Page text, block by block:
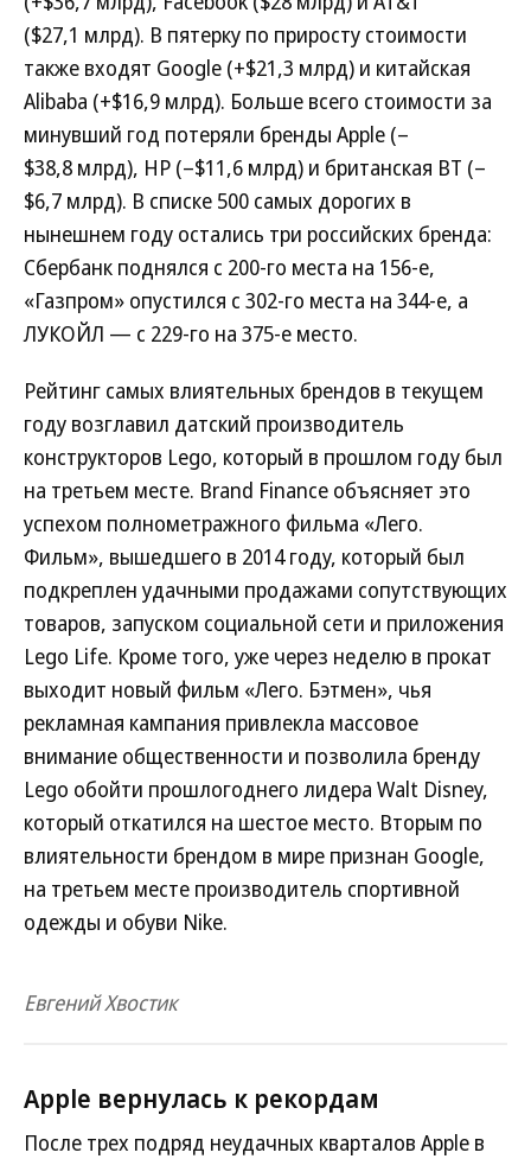
($27,1 млрд). В пятерку по приросту стоимости
также входят Google (+$21,3 млрд) и китайская
Alibaba (+$16,9 млрд). Больше всего стоимости за
минувший год потеряли бренды Apple (–
$38,8 млрд), НР (–$11,6 млрд) и британская ВТ (–
$6,7 млрд). В списке 500 самых дорогих в
нынешнем году остались три российских бренда:
Сбербанк поднялся с 200-го места на 156-е,
«Газпром» опустился с 302-го места на 344-е, а
ЛУКОЙЛ — с 229-го на 375-е место.
Рейтинг самых влиятельных брендов в текущем
году возглавил датский производитель
конструкторов Lego, который в прошлом году был
на третьем месте. Brand Finance объясняет это
успехом полнометражного фильма «Лего.
Фильм», вышедшего в 2014 году, который был
подкреплен удачными продажами сопутствующих
товаров, запуском социальной сети и приложения
Lego Life. Кроме того, уже через неделю в прокат
выходит новый фильм «Лего. Бэтмен», чья
рекламная кампания привлекла массовое
внимание общественности и позволила бренду
Lego обойти прошлогоднего лидера Walt Disney,
который откатился на шестое место. Вторым по
влиятельности брендом в мире признан Google,
на третьем месте производитель спортивной
одежды и обуви Nike.
Евгений Хвостик
Apple вернулась к рекордам
После трех подряд неудачных кварталов Apple в